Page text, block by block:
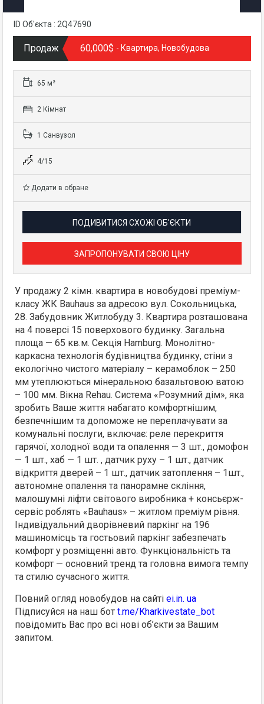
ID Об'єкта : 2Q47690
Продаж 60,000$ - Квартира, Новобудова
65 м²
2 Кімнат
1 Санвузол
4/15
Додати в обране
ПОДИВИТИСЯ СХОЖІ ОБ'ЄКТИ
ЗАПРОПОНУВАТИ СВОЮ ЦІНУ
У продажу 2 кімн. квартира в новобудові преміум-
класу ЖК Bauhaus за адресою вул. Сокольницька,
28. Забудовник Житлобуду 3. Квартира розташована
на 4 поверсі 15 поверхового будинку. Загальна
площа — 65 кв.м. Секція Hamburg. Монолітно-
каркасна технологія будівництва будинку, стіни з
екологічно чистого матеріалу – керамоблок – 250
мм утеплюються мінеральною базальтовою ватою
– 100 мм. Вікна Rehau. Система «Розумний дім», яка
зробить Ваше життя набагато комфортнішим,
безпечнішим та допоможе не переплачувати за
комунальні послуги, включає: реле перекриття
гарячої, холодної води та опалення — 3 шт., домофон
— 1 шт., хаб — 1 шт. , датчик руху – 1 шт., датчик
відкриття дверей – 1 шт., датчик затоплення – 1шт.,
автономне опалення та панорамне скління,
малошумні ліфти світового виробника + консьєрж-
сервіс роблять «Bauhaus» – житлом преміум рівня.
Індивідуальний дворівневий паркінг на 196
машиномісць та гостьовий паркінг забезпечать
комфорт у розміщенні авто. Функціональність та
комфорт — основний тренд та головна вимога темпу
та стилю сучасного життя.
Повний огляд новобудов на сайті ei.in. ua
Підписуйся на наш бот t.me/Kharkivestate_bot
повідомить Вас про всі нові об’єкти за Вашим
запитом.